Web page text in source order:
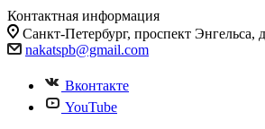
Контактная информация
Санкт-Петербург, проспект Энгельса,
nakatspb@gmail.com
Вконтакте
YouTube